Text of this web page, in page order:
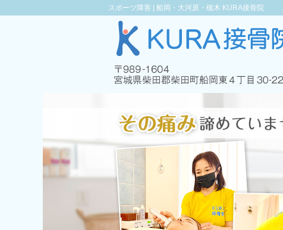
スポーツ障害 | 船岡・大河原・槻木 KURA接骨院